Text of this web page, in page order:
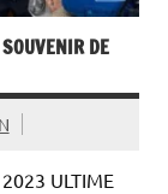
DE
ULTIME